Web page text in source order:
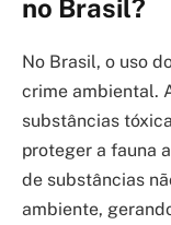
no Brasil?
No Brasil, o uso
crime ambiental.
substâncias
proteger a fauna
de substâncias
ambiente,